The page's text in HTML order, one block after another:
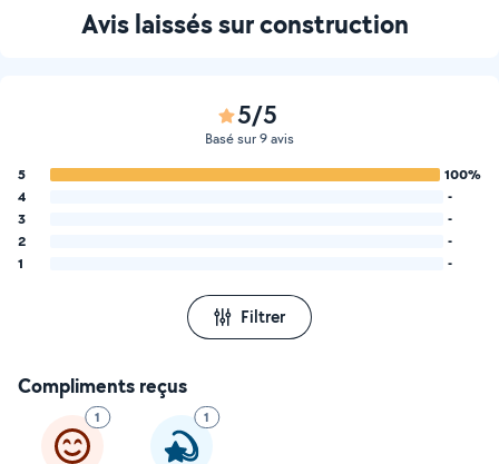
Avis laissés sur construction
5/5
Basé sur 9 avis
5
100%
4
-
3
-
2
-
1
-
Filtrer
Compliments reçus
1 1